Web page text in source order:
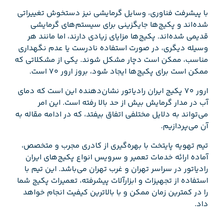
با پیشرفت فناوری، وسایل گرمایشی نیز دستخوش تغییراتی
شده‌اند و پکیج‌ها جایگزینی برای سیستم‌های گرمایشی
قدیمی شده‌اند. پکیج‌ها مزایای زیادی دارند، اما مانند هر
وسیله دیگری، در صورت استفاده نادرست یا عدم نگهداری
مناسب، ممکن است دچار مشکل شوند. یکی از مشکلاتی که
ممکن است برای پکیج‌ها ایجاد شود، بروز ارور 70 است.
ارور 70 پکیج ایران رادیاتور نشان‌دهنده این است که دمای
آب در مدار گرمایش بیش از حد بالا رفته است. این امر
می‌تواند به دلایل مختلفی اتفاق بیفتد، که در ادامه مقاله به
آن می‌پردازیم.
تیم تهویه پایتخت با بهره‌گیری از کادری مجرب و متخصص،
آماده ارائه خدمات تعمیر و سرویس انواع پکیج‌های ایران
رادیاتور در سراسر تهران و غرب تهران می‌باشد. این تیم با
استفاده از تجهیزات و ابزارآلات پیشرفته، تعمیرات پکیج شما
را در کمترین زمان ممکن و با بالاترین کیفیت انجام خواهد
داد.